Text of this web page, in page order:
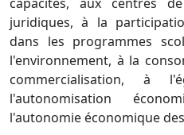
juridiques, à la
dans les programmes
l'environnement, à la
commercialisation, à
l'autonomisation
l'autonomie économique